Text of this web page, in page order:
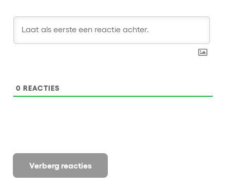
Verberg reacties
0 REACTIES